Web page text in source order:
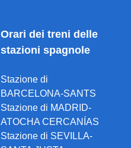
Orari dei treni delle
stazioni spagnole
Stazione di
BARCELONA-SANTS
Stazione di MADRID-
ATOCHA CERCANÍAS
Stazione di SEVILLA-